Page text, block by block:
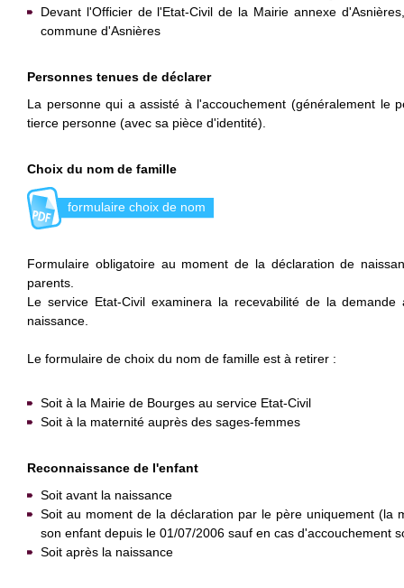
Devant l'Officier de l'Etat-Civil de la Mairie annexe
commune d'Asnières
Personnes tenues de déclarer
La personne qui a assisté à l'accouchement (généralement le
tierce personne (avec sa pièce d'identité).
Choix du nom de famille
formulaire choix de nom
Formulaire obligatoire au moment de la déclaration de
parents.
Le service Etat-Civil examinera la recevabilité de la
naissance.
Le formulaire de choix du nom de famille est à retirer :
Soit à la Mairie de Bourges au service Etat-Civil
Soit à la maternité auprès des sages-femmes
Reconnaissance de l'enfant
Soit avant la naissance
Soit au moment de la déclaration par le père uniquement (la
son enfant depuis le 01/07/2006 sauf en cas d'accouchement
Soit après la naissance